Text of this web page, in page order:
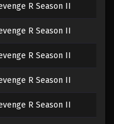
R Season II
R Season II
R Season II
R Season II
R Season II